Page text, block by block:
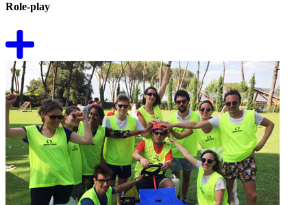
Role-play